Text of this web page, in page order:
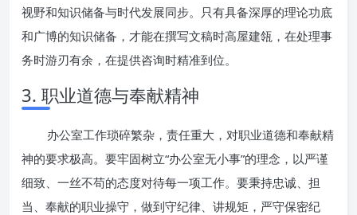
视野和知识储备与时代发展同步。只有具备深厚的理论功底
和广博的知识储备，才能在撰写文稿时高屋建瓴，在处理事
务时游刃有余，在提供咨询时精准到位。
3. 职业道德与奉献精神
办公室工作琐碎繁杂，责任重大，对职业道德和奉献精
神的要求极高。要牢固树立“办公室无小事”的理念，以严谨
细致、一丝不苟的态度对待每一项工作。要秉持忠诚、担
当、奉献的职业操守，做到守纪律、讲规矩，严守保密纪